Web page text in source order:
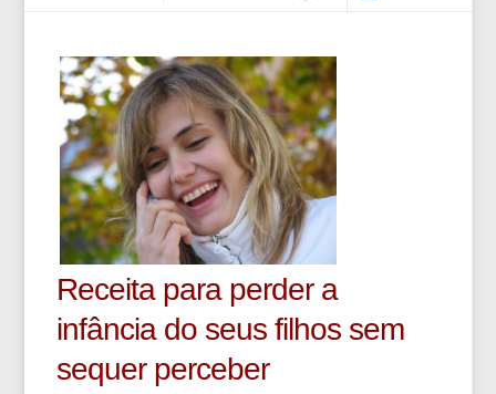
Receita para perder a
infância do seus filhos sem
sequer perceber